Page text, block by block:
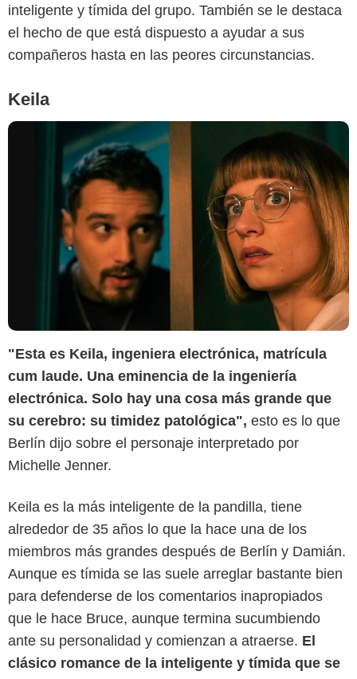
inteligente y tímida del grupo. También se le destaca
el hecho de que está dispuesto a ayudar a sus
compañeros hasta en las peores circunstancias.
Keila
"Esta es Keila, ingeniera electrónica, matrícula
cum laude. Una eminencia de la ingeniería
electrónica. Solo hay una cosa más grande que
su cerebro: su timidez patológica", esto es lo que
Berlín dijo sobre el personaje interpretado por
Michelle Jenner.
Keila es la más inteligente de la pandilla, tiene
alrededor de 35 años lo que la hace una de los
miembros más grandes después de Berlín y Damián.
Aunque es tímida se las suele arreglar bastante bien
para defenderse de los comentarios inapropiados
que le hace Bruce, aunque termina sucumbiendo
ante su personalidad y comienzan a atraerse. El
clásico romance de la inteligente y tímida que se
Netflix